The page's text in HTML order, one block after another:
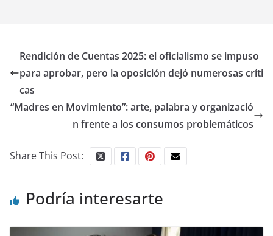
Rendición de Cuentas 2025: el oficialismo se impuso
para aprobar, pero la oposición dejó numerosas críti
cas
“Madres en Movimiento”: arte, palabra y organizació
n frente a los consumos problemáticos
Share This Post:
Podría interesarte